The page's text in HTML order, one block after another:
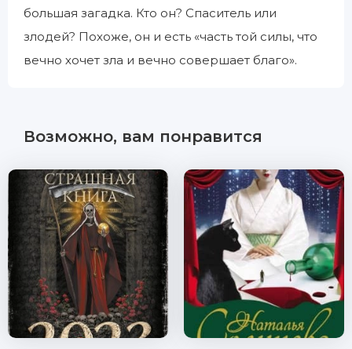
большая загадка. Кто он? Спаситель или
злодей? Похоже, он и есть «часть той силы, что
вечно хочет зла и вечно совершает благо».
Возможно, вам понравится